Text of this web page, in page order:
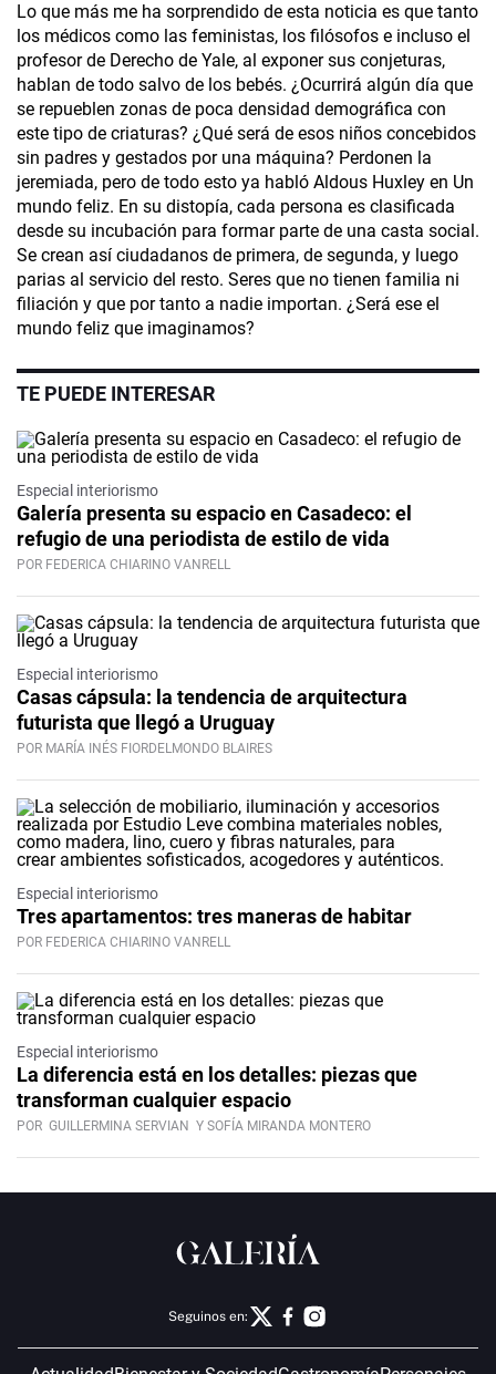
Lo que más me ha sorprendido de esta noticia es que tanto
los médicos como las feministas, los filósofos e incluso el
profesor de Derecho de Yale­, al exponer sus conjeturas,
hablan de todo salvo de los bebés. ¿Ocurrirá algún día que
se repueblen zonas de poca densidad demográfica con
este tipo de criaturas? ¿Qué será de esos niños concebidos
sin padres y gestados por una máquina? Perdonen la
jeremiada, pero de todo esto ya habló Aldous Huxley en Un
mundo feliz. En su distopía, cada persona es clasificada
desde su incubación para formar parte de una casta social.
Se crean así ciudadanos de primera, de segunda, y luego
parias al servicio del resto. Seres que no tienen familia ni
filiación y que por tanto a nadie importan. ¿Será ese el
mundo feliz que imaginamos?
TE PUEDE INTERESAR
Especial interiorismo
Galería presenta su espacio en Casadeco: el
refugio de una periodista de estilo de vida
POR FEDERICA CHIARINO VANRELL
Especial interiorismo
Casas cápsula: la tendencia de arquitectura
futurista que llegó a Uruguay
POR MARÍA INÉS FIORDELMONDO BLAIRES
Especial interiorismo
Tres apartamentos: tres maneras de habitar
POR FEDERICA CHIARINO VANRELL
Especial interiorismo
La diferencia está en los detalles: piezas que
transforman cualquier espacio
POR GUILLERMINA SERVIAN Y SOFÍA MIRANDA MONTERO
Seguinos en: